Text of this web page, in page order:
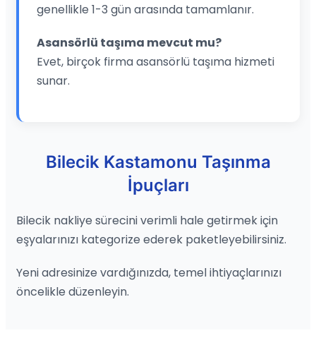
genellikle 1-3 gün arasında tamamlanır.
Asansörlü taşıma mevcut mu?
Evet, birçok firma asansörlü taşıma hizmeti
sunar.
Bilecik Kastamonu Taşınma
İpuçları
Bilecik nakliye sürecini verimli hale getirmek için
eşyalarınızı kategorize ederek paketleyebilirsiniz.
Yeni adresinize vardığınızda, temel ihtiyaçlarınızı
öncelikle düzenleyin.